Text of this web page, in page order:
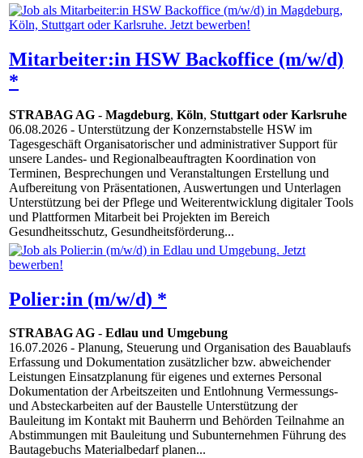
Mitarbeiter:in HSW Backoffice (m/w/d)
*
STRABAG AG - Magdeburg, Köln, Stuttgart oder Karlsruhe
06.08.2026 - Unterstützung der Konzernstabstelle HSW im
Tagesgeschäft Organisatorischer und administrativer Support für
unsere Landes- und Regionalbeauftragten Koordination von
Terminen, Besprechungen und Veranstaltungen Erstellung und
Aufbereitung von Präsentationen, Auswertungen und Unterlagen
Unterstützung bei der Pflege und Weiterentwicklung digitaler Tools
und Plattformen Mitarbeit bei Projekten im Bereich
Gesundheitsschutz, Gesundheitsförderung...
Polier:in (m/w/d) *
STRABAG AG - Edlau und Umgebung
16.07.2026 - Planung, Steuerung und Organisation des Bauablaufs
Erfassung und Dokumentation zusätzlicher bzw. abweichender
Leistungen Einsatzplanung für eigenes und externes Personal
Dokumentation der Arbeitszeiten und Entlohnung Vermessungs-
und Absteckarbeiten auf der Baustelle Unterstützung der
Bauleitung im Kontakt mit Bauherrn und Behörden Teilnahme an
Abstimmungen mit Bauleitung und Subunternehmen Führung des
Bautagebuchs Materialbedarf planen...